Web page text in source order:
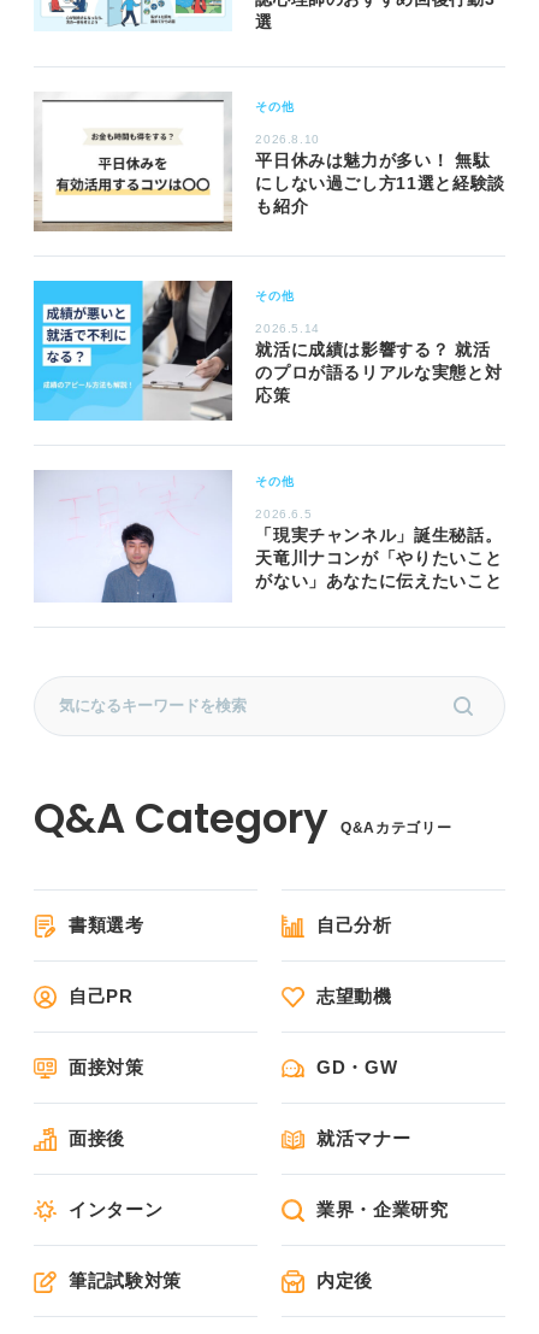
選
その他
2026.8.10
平日休みは魅力が多い！ 無駄
にしない過ごし方11選と経験談
も紹介
その他
2026.5.14
就活に成績は影響する？ 就活
のプロが語るリアルな実態と対
応策
その他
2026.6.5
「現実チャンネル」誕生秘話。
天竜川ナコンが「やりたいこと
がない」あなたに伝えたいこと
Q&Aカテゴリー
書類選考 自己分析
自己PR 志望動機
面接対策 GD・GW
面接後 就活マナー
インターン 業界・企業研究
筆記試験対策 内定後